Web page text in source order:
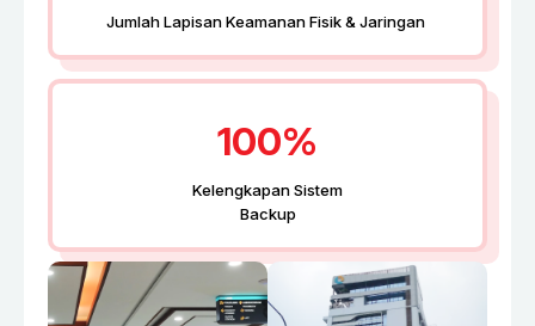
Jumlah Lapisan Keamanan Fisik & Jaringan
100%
Kelengkapan Sistem
Backup